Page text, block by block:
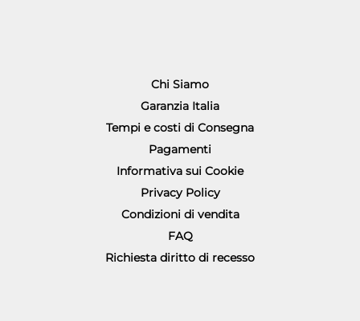
Chi Siamo
Garanzia Italia
Tempi e costi di Consegna
Pagamenti
Informativa sui Cookie
Privacy Policy
Condizioni di vendita
FAQ
Richiesta diritto di recesso